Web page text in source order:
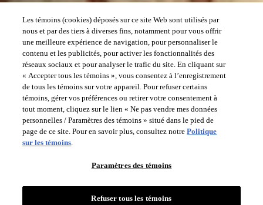
Les témoins (cookies) déposés sur ce site Web sont utilisés par
nous et par des tiers à diverses fins, notamment pour vous offrir
une meilleure expérience de navigation, pour personnaliser le
contenu et les publicités, pour activer les fonctionnalités des
réseaux sociaux et pour analyser le trafic du site. En cliquant sur
« Accepter tous les témoins », vous consentez à l’enregistrement
de tous les témoins sur votre appareil. Pour refuser certains
témoins, gérer vos préférences ou retirer votre consentement à
tout moment, cliquez sur le lien « Ne pas vendre mes données
personnelles / Paramètres des témoins » situé dans le pied de
page de ce site. Pour en savoir plus, consultez notrePolitique
sur les témoins.
Paramètres des témoins
Refuser tous les témoins